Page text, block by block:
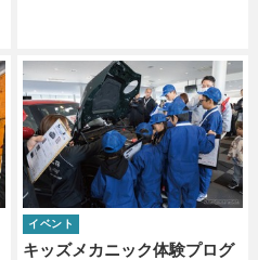
キッズメカニック体験プログ
イベント